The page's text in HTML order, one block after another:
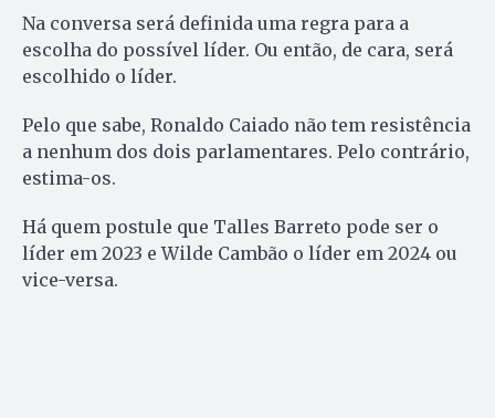
Na conversa será definida uma regra para a
escolha do possível líder. Ou então, de cara, será
escolhido o líder.
Pelo que sabe, Ronaldo Caiado não tem resistência
a nenhum dos dois parlamentares. Pelo contrário,
estima-os.
Há quem postule que Talles Barreto pode ser o
líder em 2023 e Wilde Cambão o líder em 2024 ou
vice-versa.